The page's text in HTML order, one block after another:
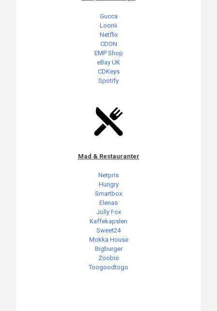
Gucca
Loonii
Netflix
CDON
EMP Shop
eBay UK
CDKeys
Spotify
Mad & Restauranter
Netpris
Hungry
Smartbox
Elenas
Jolly Fox
Kaffekapslen
Sweet24
Mokka House
Bigburger
Zoobio
Toogoodtogo